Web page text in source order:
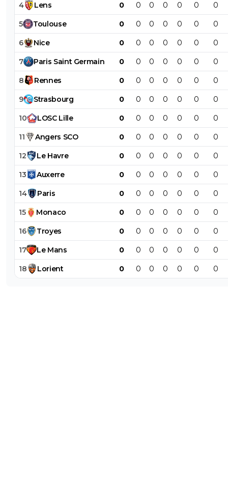
4 Lens 0 0 0 0 0 0 0
5 Toulouse 0 0 0 0 0 0 0
6 Nice 0 0 0 0 0 0 0
7 Paris Saint Germain 0 0 0 0 0 0 0
8 Rennes 0 0 0 0 0 0 0
9 Strasbourg 0 0 0 0 0 0 0
10 LOSC Lille 0 0 0 0 0 0 0
11 Angers SCO 0 0 0 0 0 0 0
12 Le Havre 0 0 0 0 0 0 0
13 Auxerre 0 0 0 0 0 0 0
14 Paris 0 0 0 0 0 0 0
15 Monaco 0 0 0 0 0 0 0
16 Troyes 0 0 0 0 0 0 0
17 Le Mans 0 0 0 0 0 0 0
18 Lorient 0 0 0 0 0 0 0